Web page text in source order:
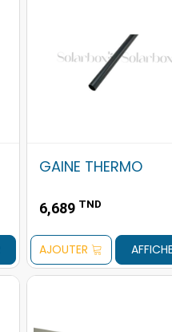
GAINE THERMO
6,689 TND
AJOUTER